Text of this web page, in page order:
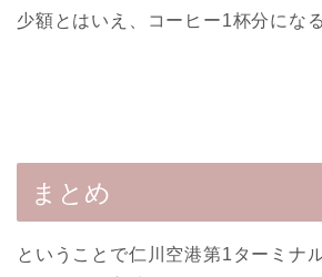
少額とはいえ、コーヒー1杯分にな
まとめ
ということで仁川空港第1ターミナ